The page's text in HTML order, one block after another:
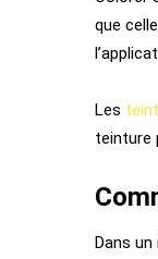
que
Les
teinture
Dans